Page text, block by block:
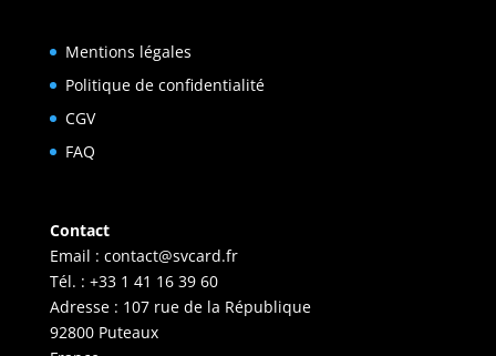
Mentions légales
Politique de confidentialité
CGV
FAQ
Contact
Email : contact@svcard.fr
Tél. : +33 1 41 16 39 60
Adresse : 107 rue de la République
92800 Puteaux